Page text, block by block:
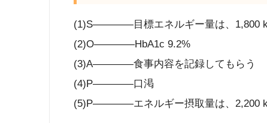
(1)S――――目標エネルギー量は、1,800
(2)O――――HbA1c 9.2%
(3)A――――食事内容を記録してもらう
(4)P――――口渇
(5)P――――エネルギー摂取量は、2,200